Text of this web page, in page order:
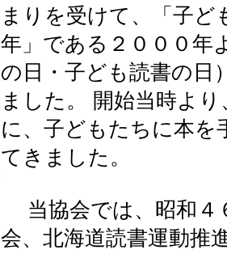
まりを受けて、「子ど
年」である２０００年
の日・子ども読書の日
ました。 開始当時よ
に、子どもたちに本を
てきました。
当協会では、昭和４
会、北海道読書運動推